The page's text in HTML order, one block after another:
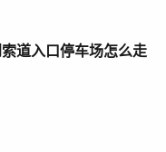
道入口停车场怎么走